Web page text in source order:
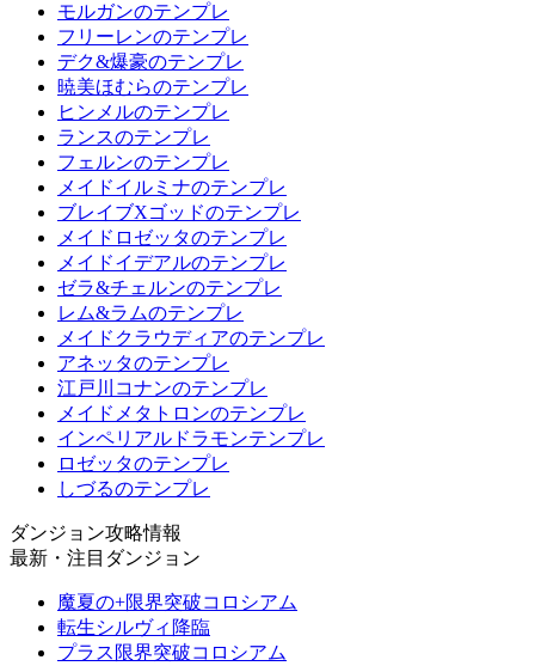
モルガンのテンプレ
フリーレンのテンプレ
デク&爆豪のテンプレ
暁美ほむらのテンプレ
ヒンメルのテンプレ
ランスのテンプレ
フェルンのテンプレ
メイドイルミナのテンプレ
ブレイブXゴッドのテンプレ
メイドロゼッタのテンプレ
メイドイデアルのテンプレ
ゼラ&チェルンのテンプレ
レム&ラムのテンプレ
メイドクラウディアのテンプレ
アネッタのテンプレ
江戸川コナンのテンプレ
メイドメタトロンのテンプレ
インペリアルドラモンテンプレ
ロゼッタのテンプレ
しづるのテンプレ
ダンジョン攻略情報
最新・注目ダンジョン
魔夏の+限界突破コロシアム
転生シルヴィ降臨
プラス限界突破コロシアム